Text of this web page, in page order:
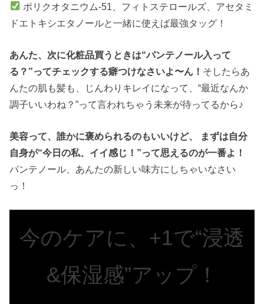
ポリクオタニウム-51、フィトステロールズ、アセタミ
ドエトキシエタノールと一緒に使えば最強タッグ！
あんた、次に化粧品買うときは“パンテノール入って
る？”ってチェックする癖つけなさいよ〜ん！ そしたらあ
んたの肌も髪も、じんわりキレイになって、“最近なんか
調子いいわね？”って言われちゃう未来が待ってるから♪
美容って、誰かに褒められるのもいいけど、 まずは自分
自身が“今日の私、イイ感じ！”って思えるのが一番よ！
パンテノール、あんたの新しい味方にしちゃいなさい
っ！
今のケアに、+1で“浸透
&保湿感”アップ！